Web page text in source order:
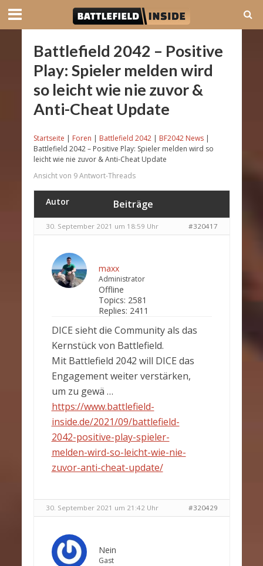
Battlefield 2042 – Positive
Play: Spieler melden wird
so leicht wie nie zuvor &
Anti-Cheat Update
Startseite | Foren | Battlefield 2042 | BF2042 News |
Battlefield 2042 – Positive Play: Spieler melden wird so
leicht wie nie zuvor & Anti-Cheat Update
Ansicht von 9 Antwort-Threads
Autor Beiträge
30. September 2021 um 18:59 Uhr #320417
maxx
Administrator
Offline
Topics: 2581
Replies: 2411
DICE sieht die Community als das
Kernstück von Battlefield.
Mit Battlefield 2042 will DICE das
Engagement weiter verstärken,
um zu gewä …
https://www.battlefield-
inside.de/2021/09/battlefield-
2042-positive-play-spieler-
melden-wird-so-leicht-wie-nie-
zuvor-anti-cheat-update/
30. September 2021 um 21:42 Uhr #320429
Nein
Gast